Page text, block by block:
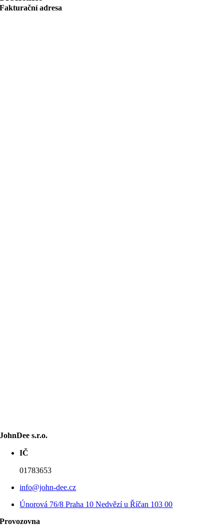
Fakturační adresa
JohnDee s.r.o.
01783653
info@john-dee.cz
Únorová 76/8 Praha 10 Nedvězí u Říčan 103 00
Provozovna